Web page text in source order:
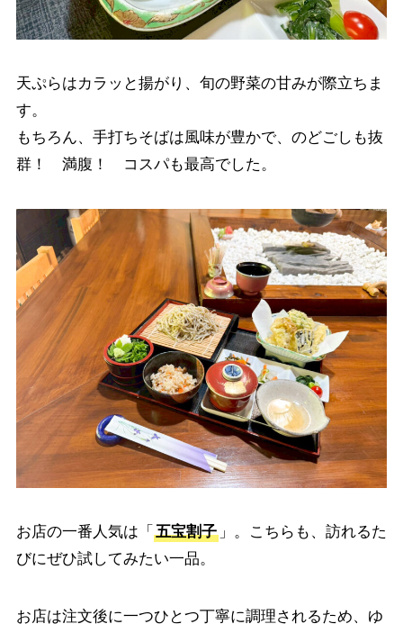
⁡天ぷらはカラッと揚がり、旬の野菜の甘みが際立ちま
す。
もちろん、手打ちそばは風味が豊かで、のどごしも抜
群！ 満腹！ コスパも最高でした。
お店の一番人気は「 五宝割子」。こちらも、訪れるた
びにぜひ試してみたい一品。
お店は注文後に一つひとつ丁寧に調理されるため、ゆ